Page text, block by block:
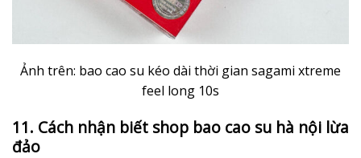
Ảnh trên: bao cao su kéo dài thời gian sagami xtreme
feel long 10s
11. Cách nhận biết shop bao cao su hà nội lừa
đảo